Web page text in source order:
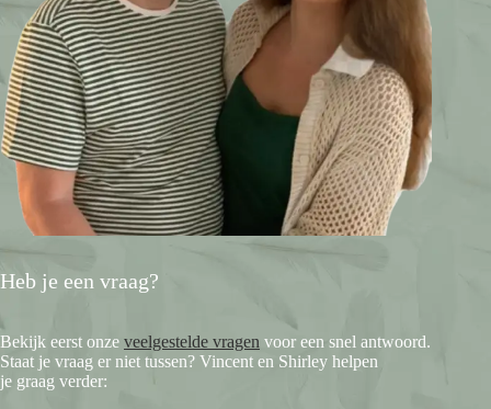
Heb je een vraag?
Bekijk eerst onze veelgestelde vragen voor een snel antwoord.
Staat je vraag er niet tussen? Vincent en Shirley helpen
je graag verder: